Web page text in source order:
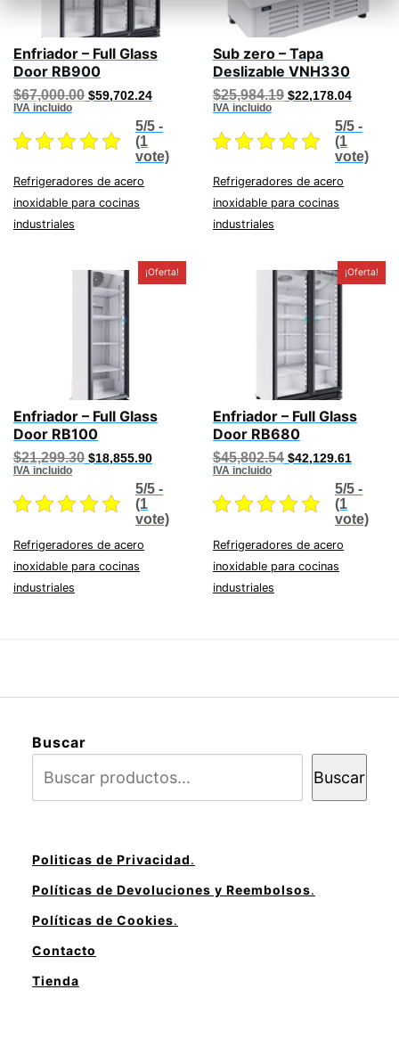
Enfriador – Full Glass
Door RB900
$67,000.00 Original
price
$67,000.00.
$59,702.24
price
is:
$59,702.24.
IVA incluido
5/5 -
(1
vote)
Refrigeradores de acero
inoxidable para cocinas
industriales
Sub zero – Tapa
Deslizable VNH330
$25,984.19 Original
price
$25,984.19.
$22,178.04
price
is:
IVA incluido
5/5 -
(1
vote)
Refrigeradores de acero
inoxidable para cocinas
industriales
¡Oferta!
Enfriador – Full Glass
Door RB100
$21,299.30 Original
$21,299.30.
$18,855.90Current
is:
$18,855.90.
IVA incluido
5/5 -
(1
vote)
Refrigeradores de acero
inoxidable para cocinas
industriales
¡Oferta!
Enfriador – Full Glass
Door RB680
$45,802.54 Original
$45,802.54.
$42,129.61
is:
IVA incluido
5/5 -
(1
vote)
Refrigeradores de acero
inoxidable para cocinas
industriales
Buscar
Buscar
Politicas de Privacidad.
Políticas de Devoluciones y Reembolsos.
Políticas de Cookies.
Contacto
Tienda